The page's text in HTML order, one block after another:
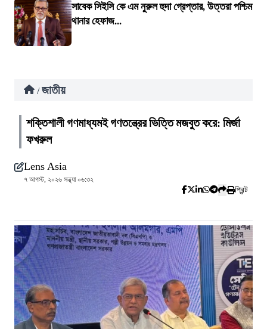
সাবেক সিইসি কে এম নুরুল হুদা গ্রেপ্তার, উত্তরা পশ্চিম
থানার হেফাজ...
/ জাতীয়
শক্তিশালী গণমাধ্যমই গণতন্ত্রের ভিত্তি মজবুত করে: মির্জা
ফখরুল
Lens Asia
৭ আগস্ট, ২০২৬ সন্ধ্যা ০৬:৩২
প্রিন্ট